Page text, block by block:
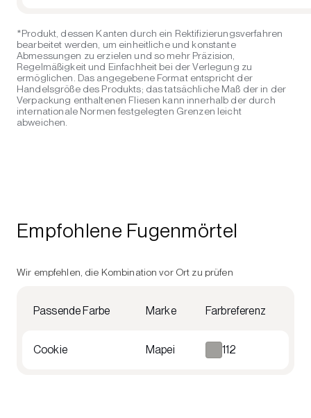
*Produkt, dessen Kanten durch ein Rektifizierungsverfahren
bearbeitet werden, um einheitliche und konstante
Abmessungen zu erzielen und so mehr Präzision,
Regelmäßigkeit und Einfachheit bei der Verlegung zu
ermöglichen. Das angegebene Format entspricht der
Handelsgröße des Produkts; das tatsächliche Maß der in der
Verpackung enthaltenen Fliesen kann innerhalb der durch
internationale Normen festgelegten Grenzen leicht
abweichen.
Empfohlene Fugenmörtel
Wir empfehlen, die Kombination vor Ort zu prüfen
Passende Farbe Marke Farbreferenz
Cookie Mapei 112